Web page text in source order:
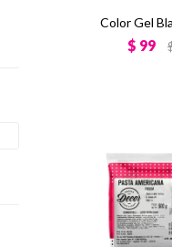
Color Gel
$ 99